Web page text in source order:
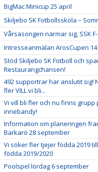
BigMac Minicup 25 april
Skiljebo SK Fotbollsskola –
Vårsäsongen närmar sig, SSK
Intresseanmälan ArosCupen 14
Stöd Skiljebo SK Fotboll och
Restaurangchansen!
492 supportrar har anslutit sig!
fler VILL vi bli...
Vi vill bli fler och nu finns
innebandy!
Information om planeringen
Barkarö 28 september
Vi söker fler tjejer födda 2019
födda 2019/2020
Poolspel lördag 6 september